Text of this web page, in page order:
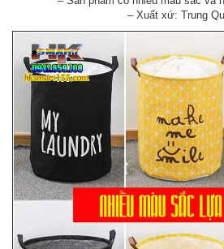
– Xuất xứ: Trung